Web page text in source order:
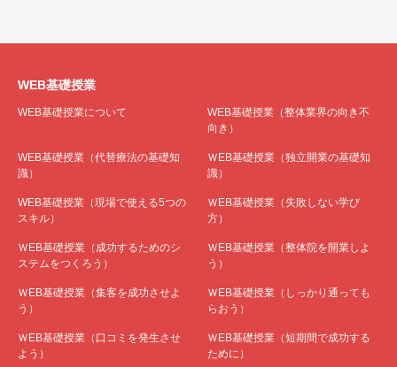
WEB基礎授業
WEB基礎授業について
WEB基礎授業（整体業界の向き不
向き）
WEB基礎授業（代替療法の基礎知
識）
ＷEB基礎授業（独立開業の基礎知
識）
WEB基礎授業（現場で使える5つの
スキル）
ＷEB基礎授業（失敗しない学び
方）
ＷEB基礎授業（成功するためのシ
ステムをつくろう）
ＷEB基礎授業（整体院を開業しよ
う）
ＷEB基礎授業（集客を成功させよ
う）
ＷEB基礎授業（しっかり通っても
らおう）
ＷEB基礎授業（口コミを発生させ
よう）
ＷEB基礎授業（短期間で成功する
ために）